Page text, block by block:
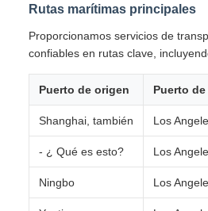
Rutas marítimas principales
Proporcionamos servicios de
confiables en rutas clave,
Puerto de origen Puerto
Shanghai, también Los
- ¿ Qué es esto? Los
Ningbo Los